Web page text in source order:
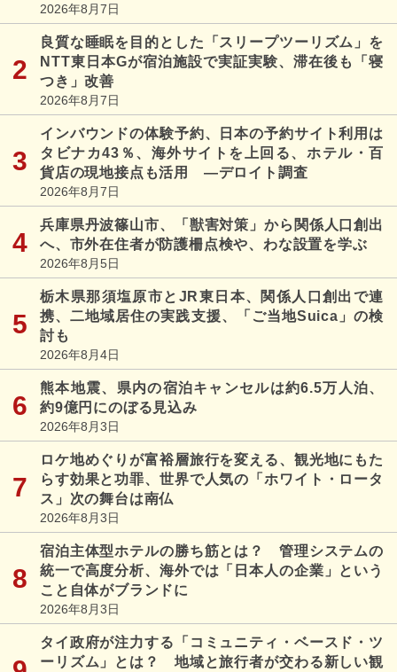
2026年8月7日
良質な睡眠を目的とした「スリープツーリズム」を
NTT東日本Gが宿泊施設で実証実験、滞在後も「寝
つき」改善
2026年8月7日
インバウンドの体験予約、日本の予約サイト利用は
タビナカ43％、海外サイトを上回る、ホテル・百
貨店の現地接点も活用 ―デロイト調査
2026年8月7日
兵庫県丹波篠山市、「獣害対策」から関係人口創出
へ、市外在住者が防護柵点検や、わな設置を学ぶ
2026年8月5日
栃木県那須塩原市とJR東日本、関係人口創出で連
携、二地域居住の実践支援、「ご当地Suica」の検
討も
2026年8月4日
熊本地震、県内の宿泊キャンセルは約6.5万人泊、
約9億円にのぼる見込み
2026年8月3日
ロケ地めぐりが富裕層旅行を変える、観光地にもた
らす効果と功罪、世界で人気の「ホワイト・ロータ
ス」次の舞台は南仏
2026年8月3日
宿泊主体型ホテルの勝ち筋とは？ 管理システムの
統一で高度分析、海外では「日本人の企業」という
こと自体がブランドに
2026年8月3日
タイ政府が注力する「コミュニティ・ベースド・ツ
ーリズム」とは？ 地域と旅行者が交わる新しい観